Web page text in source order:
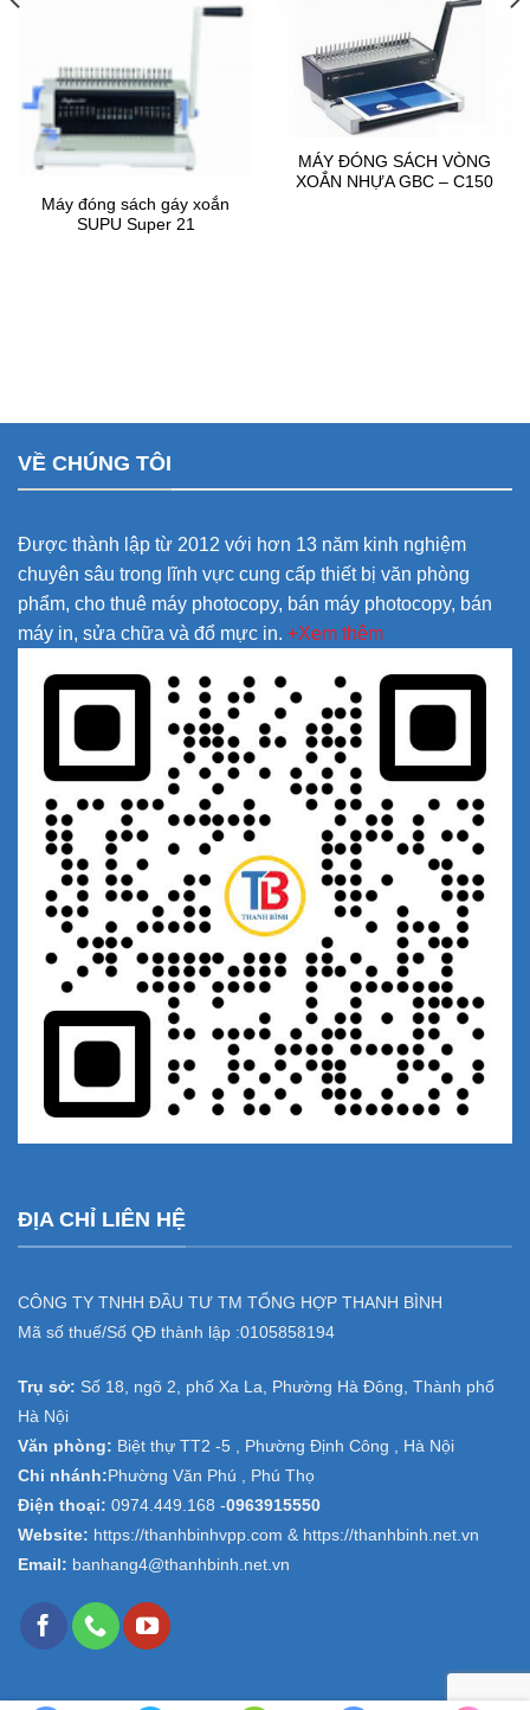
Máy đóng sách gáy xoắn
SUPU Super 21
MÁY ĐÓNG SÁCH VÒNG
XOẮN NHỰA GBC – C150
VỀ CHÚNG TÔI
Được thành lập từ 2012 với hơn 13 năm kinh nghiệm
chuyên sâu trong lĩnh vực cung cấp thiết bị văn phòng
phẩm, cho thuê máy photocopy, bán máy photocopy, bán
máy in, sửa chữa và đổ mực in. +Xem thêm
ĐỊA CHỈ LIÊN HỆ
CÔNG TY TNHH ĐẦU TƯ TM TỔNG HỢP THANH BÌNH
Mã số thuế/Số QĐ thành lập :0105858194
Trụ sở: Số 18, ngõ 2, phố Xa La, Phường Hà Đông, Thành phố
Hà Nội
Văn phòng: Biệt thự TT2 -5 , Phường Định Công , Hà Nội
Chi nhánh:Phường Văn Phú , Phú Thọ
Điện thoại: 0974.449.168 -0963915550
Website: https://thanhbinhvpp.com & https://thanhbinh.net.vn
Email: banhang4@thanhbinh.net.vn